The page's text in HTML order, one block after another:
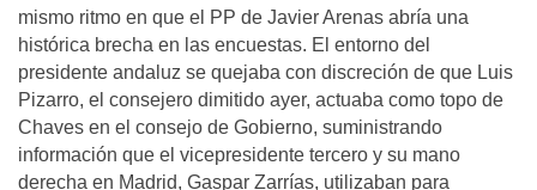
mismo ritmo en que el PP de Javier Arenas abría una
histórica brecha en las encuestas. El entorno del
presidente andaluz se quejaba con discreción de que Luis
Pizarro, el consejero dimitido ayer, actuaba como topo de
Chaves en el consejo de Gobierno, suministrando
información que el vicepresidente tercero y su mano
derecha en Madrid, Gaspar Zarrías, utilizaban para